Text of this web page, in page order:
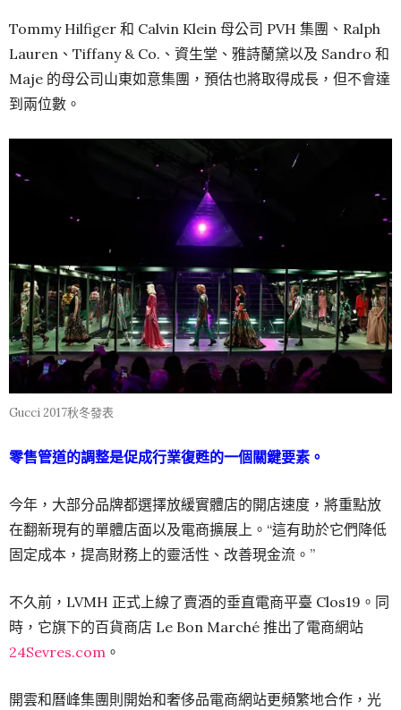
Tommy Hilfiger 和 Calvin Klein 母公司 PVH 集團、Ralph
Lauren、Tiffany & Co.、資生堂、雅詩蘭黛以及 Sandro 和
Maje 的母公司山東如意集團，預估也將取得成長，但不會達
到兩位數。
Gucci 2017秋冬發表
零售管道的調整是促成行業復甦的一個關鍵要素。
今年，大部分品牌都選擇放緩實體店的開店速度，將重點放
在翻新現有的單體店面以及電商擴展上。“這有助於它們降低
固定成本，提高財務上的靈活性、改善現金流。”
不久前，LVMH 正式上線了賣酒的垂直電商平臺 Clos19。同
時，它旗下的百貨商店 Le Bon Marché 推出了電商網站
24Sevres.com 。
開雲和曆峰集團則開始和奢侈品電商網站更頻繁地合作，光